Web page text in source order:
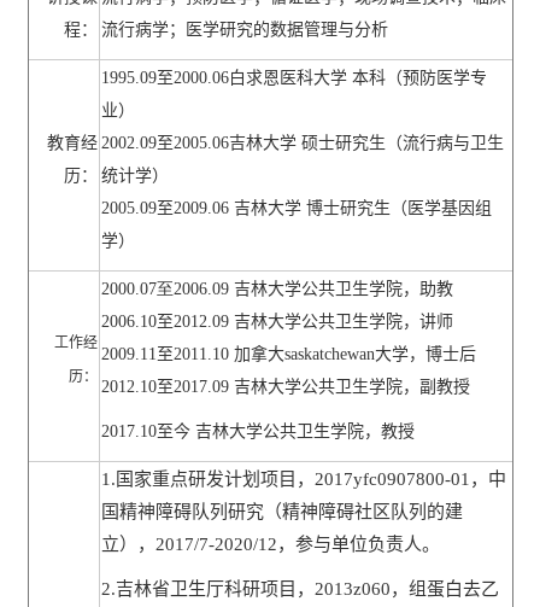
程：
流行病学；医学研究的数据管理与分析
教育经
历：
1995.09至2000.06白求恩医科大学 本科（预防医学专
业）
2002.09至2005.06吉林大学 硕士研究生（流行病与卫生
统计学）
2005.09至2009.06 吉林大学 博士研究生（医学基因组
学）
工作经
历：
2000.07至2006.09 吉林大学公共卫生学院，助教
2006.10至2012.09 吉林大学公共卫生学院，讲师
2009.11至2011.10 加拿大saskatchewan大学，博士后
2012.10至2017.09 吉林大学公共卫生学院，副教授
2017.10至今 吉林大学公共卫生学院，教授
1.国家重点研发计划项目， 2017yfc0907800-01 ，中
国精神障碍队列研究（精神障碍社区队列的建
立）， 2017/7-2020/12，参与单位负责人。
2.吉林省卫生厅科研项目， 2013z060，组蛋白去乙